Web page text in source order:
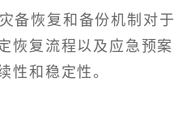
备恢复和备份机制对
恢复流程以及应急预
性和稳定性。